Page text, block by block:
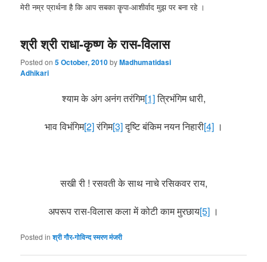
मेरी नम्र प्रार्थना है कि आप सबका कॄपा-आशीर्वाद मुझ पर बना रहे ।
श्री श्री राधा-कृष्ण के रास-विलास
Posted on5 October, 2010byMadhumatidasi
Adhikari
श्याम के अंग अनंग तरंगिम[1]त्रिभंगिम धारी,
भाव विभंगिम[2]रंगिम[3]दृष्टि बंकिम नयन निहारी[4]।
सखी री ! रसवती के साथ नाचे रसिकवर राय,
अपरूप रास-विलास कला में कोटी काम मुरछाय[5] ।
Posted in श्री गौर-गोविन्द स्मरण मंजरी